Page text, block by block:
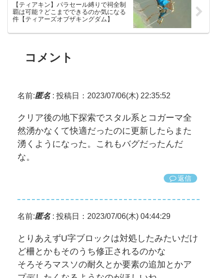
【ティアキン】パラセール縛りで祠全制
覇は可能？どこまでできるのか気になる
件【ティアーズオブザキングダム】
コメント
名前:匿名: 投稿日：2023/07/06(木) 22:35:52
クリア後の地下探索でスタル系とコガーマ全
然湧かなくて快適だったのに更新したらまた
湧くようになった。これもバグだったんだ
な。
返信
名前:匿名: 投稿日：2023/07/06(木) 04:44:29
とりあえずU字ブロックは対処したみたいだけ
ど柵とかもそのうち修正されるのかな
そろそろマスソの耐久とか要素の追加とかア